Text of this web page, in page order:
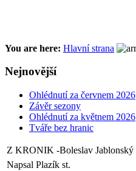
You are here: Hlavní strana
Nejnovější
Ohlédnutí za červnem 2026
Závěr sezony
Ohlédnutí za květnem 2026
Tváře bez hranic
Z KRONIK -Boleslav Jablonský
Napsal Plazík st.